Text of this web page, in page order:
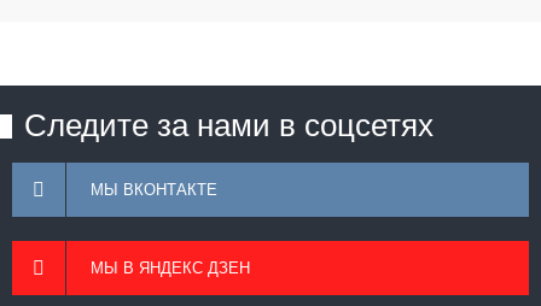
Следите за нами в соцсетях
МЫ ВКОНТАКТЕ
МЫ В ЯНДЕКС ДЗЕН